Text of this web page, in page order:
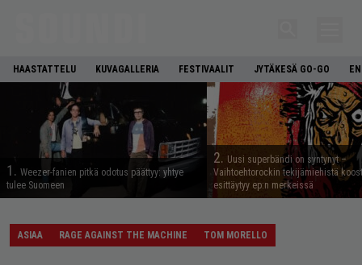
HAASTATTELU KUVAGALLERIA FESTIVAALIT JYTÄKESÄ GO-GO
1. Weezer-fanien pitkä odotus päättyy: yhtye
tulee Suomeen
2. Uusi superbändi on syntynyt –
Vaihtoehtorockin tekijämiehistä
esittäytyy ep:n merkeissä
ASIAA RAGE AGAINST THE MACHINE TOM MORELLO